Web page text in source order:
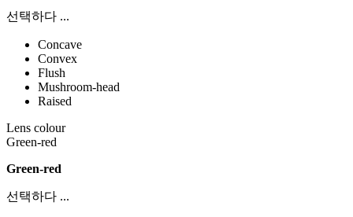
선택하다 ...
Concave
Convex
Flush
Mushroom-head
Raised
Lens colour
Green-red
Green-red
선택하다 ...